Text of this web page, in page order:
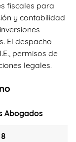
fiscales para
y contabilidad
El despacho
permisos de
legales.
Abogados